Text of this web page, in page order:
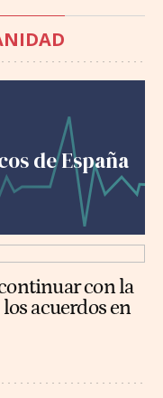
de España
con la
acuerdos en